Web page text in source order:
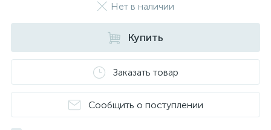
Нет в наличии
Купить
Заказать товар
Сообщить о поступлении